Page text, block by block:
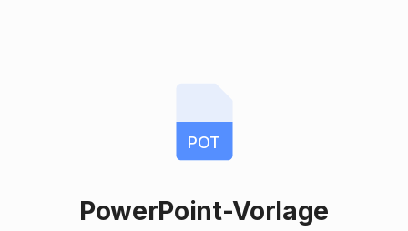
POT
PowerPoint-Vorlage